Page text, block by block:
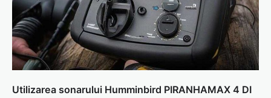
Utilizarea sonarului Humminbird PIRANHAMAX 4 DI